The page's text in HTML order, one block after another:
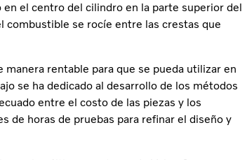
el centro del cilindro en la parte superior del
combustible se rocíe entre las crestas que
rentable para que se pueda utilizar en
se ha dedicado al desarrollo de los métodos
entre el costo de las piezas y los
de horas de pruebas para refinar el diseño y